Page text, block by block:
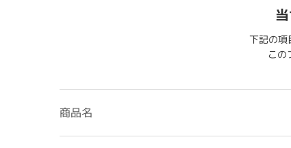
下記の項
この
商品名